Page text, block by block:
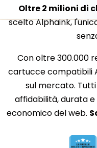
Oltre 2 milioni di
scelto Alphaink,
Con oltre 300.000
cartucce compatibili
sul mercato.
affidabilità, durata
economico del web.